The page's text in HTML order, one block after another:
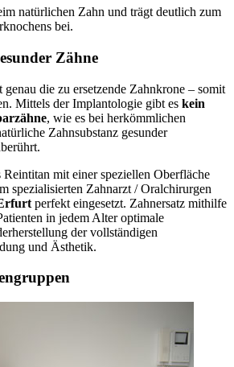
natürlichen Zahn und trägt deutlich zum
bei.
Zähne
die zu ersetzende Zahnkrone – somit
Mittels der Implantologie gibt es kein
, wie es bei herkömmlichen
Zahnsubstanz gesunder
Reintitan mit einer speziellen Oberfläche
spezialisierten Zahnarzt / Oralchirurgen
perfekt eingesetzt. Zahnersatz mithilfe
in jedem Alter optimale
der vollständigen
und Ästhetik.